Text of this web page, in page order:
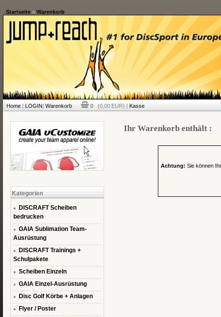
Startseite» Warenkorb
Home| LOGIN| Warenkorb 0 (0,00 EUR) | Kasse
Kategorien
DISCRAFT Scheiben
bedrucken
GAIA Sublimation Team-
Ausrüstung
DISCRAFT Trainings +
Schulpakete
Scheiben Einzeln
GAIA Einzel-Ausrüstung
Disc Golf Körbe + Anlagen
Flyer / Poster
Ihr Warenkorb enthält :
Achtung: Sie können